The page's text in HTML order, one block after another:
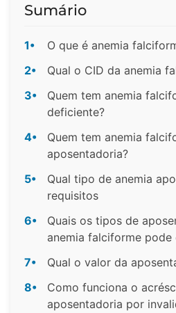
Sumário
1•
O que é anemia
2•
Qual o CID da anemia
3•
Quem tem anemia
deficiente?
4•
Quem tem anemia
aposentadoria?
5•
Qual tipo de anemia
requisitos
6•
Quais os tipos de
anemia falciforme pode
7•
Qual o valor da
8•
Como funciona o
aposentadoria por